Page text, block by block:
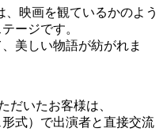
、映画を観ているかのよう
ージです。
美しい物語が紡がれま
だいたお客様は、
式）で出演者と直接交流